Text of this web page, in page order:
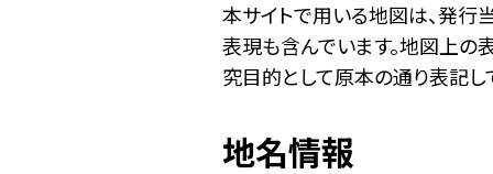
本サイトで用いる地図は、発行
表現も含んでいます。地図上の
究目的として原本の通り表記し
地名情報